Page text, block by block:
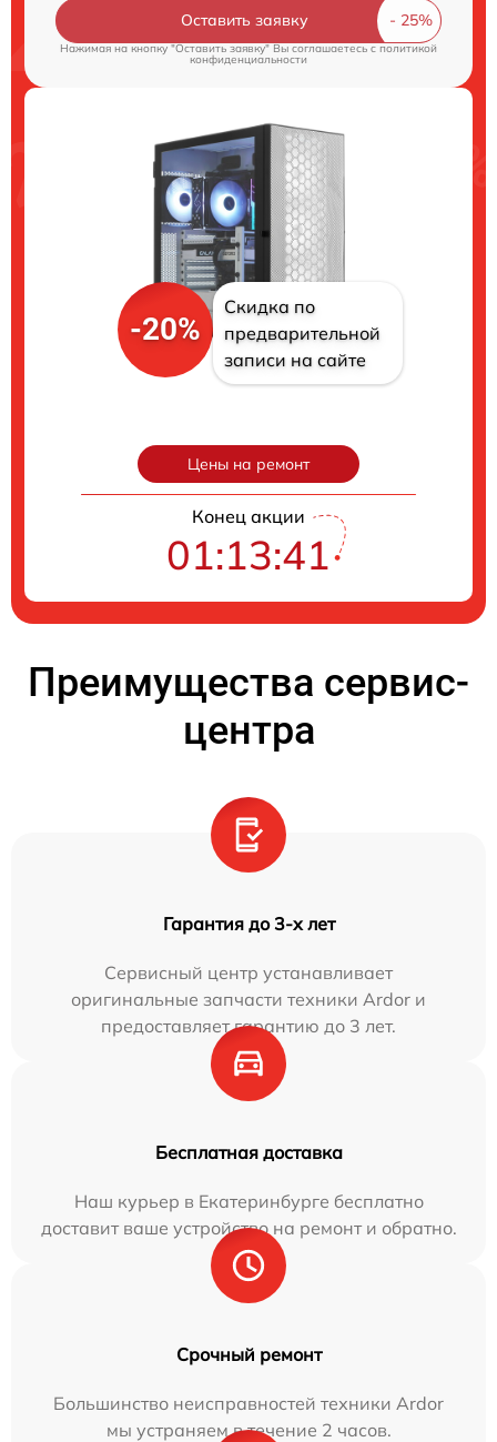
Оставить заявку
Нажимая на кнопку "Оставить заявку" Вы соглашаетесь cполитикой
конфиденциальности
-20%
Скидка по
предварительной
записи на сайте
Цены на ремонт
Конец акции
01:13:40
Преимущества сервис-
центра
Гарантия до 3-х лет
Сервисный центр устанавливает
оригинальные запчасти техники Ardor и
предоставляет гарантию до 3 лет.
Бесплатная доставка
Наш курьер в Екатеринбурге бесплатно
доставит ваше устройство на ремонт и обратно.
Срочный ремонт
Большинство неисправностей техники Ardor
мы устраняем в течение 2 часов.